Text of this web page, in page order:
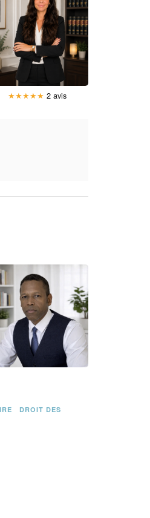
★★★★★ 2 avis
DROIT DES